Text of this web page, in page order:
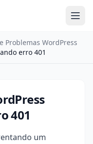
Problemas WordPress
erro 401
401
um